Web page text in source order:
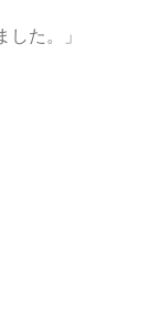
た。」